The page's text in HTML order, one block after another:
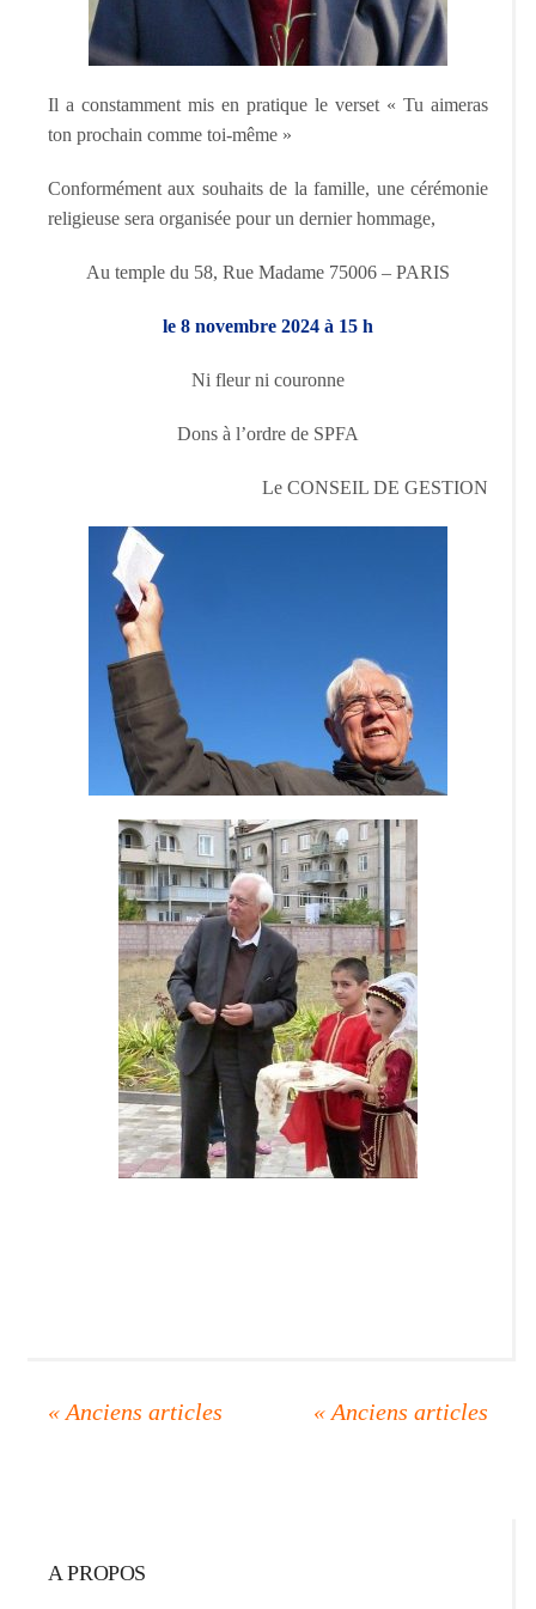
Il a constamment mis en pratique le verset « Tu aimeras
ton prochain comme toi-même »
Conformément aux souhaits de la famille, une cérémonie
religieuse sera organisée pour un dernier hommage,
Au temple du 58, Rue Madame 75006 – PARIS
le 8 novembre 2024 à 15 h
Ni fleur ni couronne
Dons à l’ordre de SPFA
Le CONSEIL DE GESTION
A PROPOS